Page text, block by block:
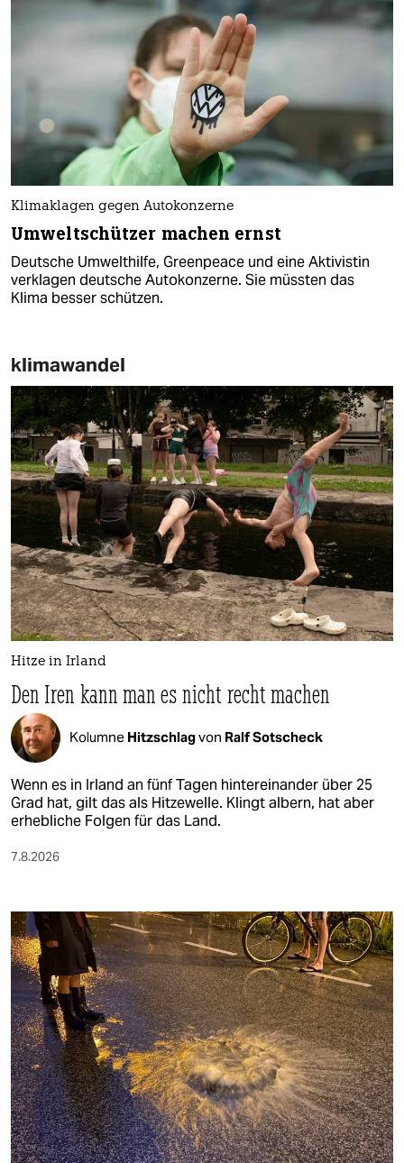
Klimaklagen gegen Autokonzerne
Umweltschützer machen ernst
Deutsche Umwelthilfe, Greenpeace und eine Aktivistin
verklagen deutsche Autokonzerne. Sie müssten das
Klima besser schützen.
klimawandel
Hitze in Irland
Den Iren kann man es nicht recht machen
Kolumne Hitzschlagvon Ralf Sotscheck
Wenn es in Irland an fünf Tagen hintereinander über 25
Grad hat, gilt das als Hitzewelle. Klingt albern, hat aber
erhebliche Folgen für das Land.
7.8.2026